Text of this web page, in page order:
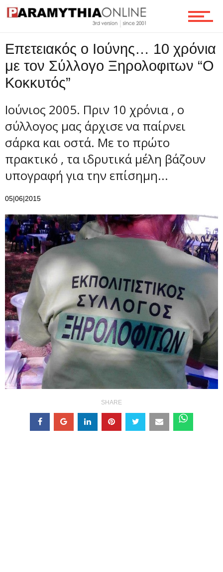
Ροή
Επικοινωνία
Επετειακός ο Ιούνης… 10 χρόνια
με τον Σύλλογο Ξηρολοφιτων “Ο
Κοκκυτός”
Ιούνιος 2005. Πριν 10 χρόνια , ο
σύλλογος μας άρχισε να παίρνει
σάρκα και οστά. Με το πρώτο
πρακτικό , τα ιδρυτικά μέλη βάζουν
υπογραφή για την επίσημη...
05|06|2015
SHARE